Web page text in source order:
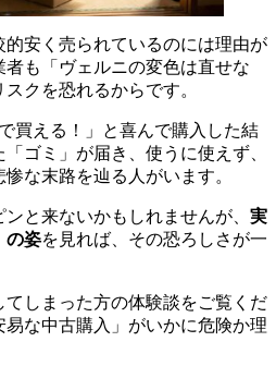
安く売られているのには理由が
も「ヴェルニの変色は直せな
クを恐れるからです。
買える！」と喜んで購入した結
ゴミ」が届き、使うに使えず、
な末路を辿る人がいます。
と来ないかもしれませんが、 実
の姿を見れば、その恐ろしさが一
しまった方の体験談をご覧くだ
な中古購入」がいかに危険か理